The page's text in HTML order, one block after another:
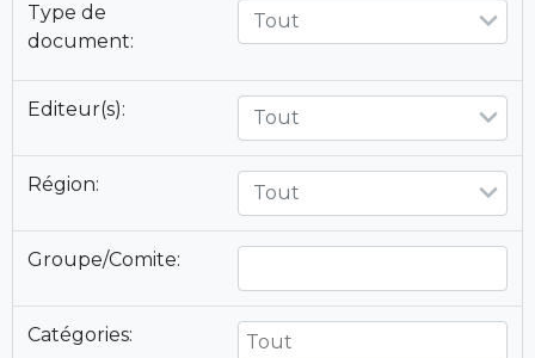
Type de
document:
Tout
Editeur(s): Tout
Région: Tout
Groupe/Comite:
Catégories: